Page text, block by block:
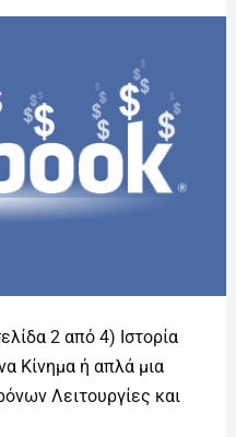
2 από 4) Ιστορία
Κίνημα ή απλά μια
Λειτουργίες και